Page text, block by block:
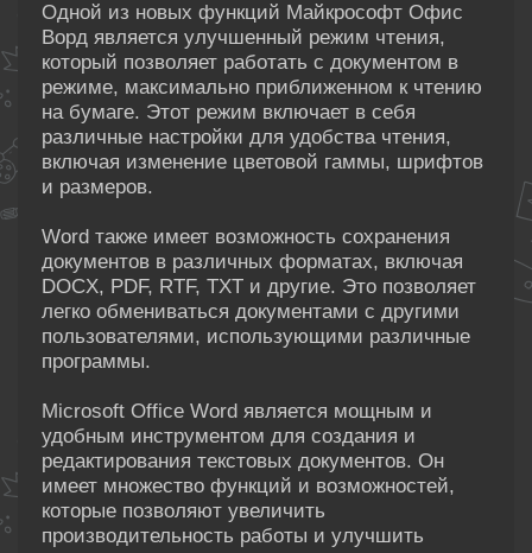
Одной из новых функций Майкрософт Офис
Ворд является улучшенный режим чтения,
который позволяет работать с документом в
режиме, максимально приближенном к чтению
на бумаге. Этот режим включает в себя
различные настройки для удобства чтения,
включая изменение цветовой гаммы, шрифтов
и размеров.
Word также имеет возможность сохранения
документов в различных форматах, включая
DOCX, PDF, RTF, TXT и другие. Это позволяет
легко обмениваться документами с другими
пользователями, использующими различные
программы.
Microsoft Office Word является мощным и
удобным инструментом для создания и
редактирования текстовых документов. Он
имеет множество функций и возможностей,
которые позволяют увеличить
производительность работы и улучшить